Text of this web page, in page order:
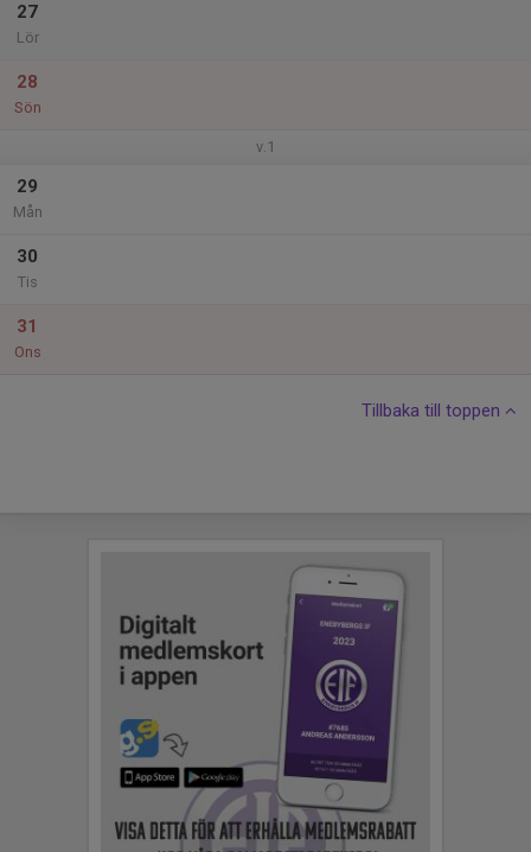
27
Lör
28
Sön
v.1
29
Mån
30
Tis
31
Ons
Tillbaka till toppen